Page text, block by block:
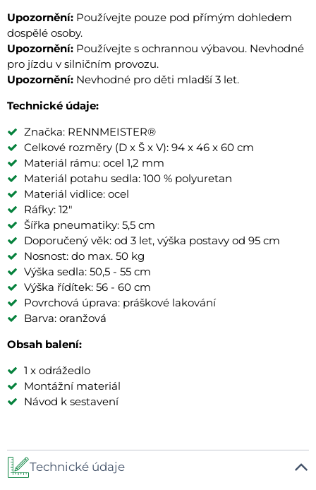
Upozornění: Používejte pouze pod přímým dohledem
dospělé osoby.
Upozornění: Používejte s ochrannou výbavou. Nevhodné
pro jízdu v silničním provozu.
Upozornění: Nevhodné pro děti mladší 3 let.
Technické údaje:
Značka: RENNMEISTER®
Celkové rozměry (D x Š x V): 94 x 46 x 60 cm
Materiál rámu: ocel 1,2 mm
Materiál potahu sedla: 100 % polyuretan
Materiál vidlice: ocel
Ráfky: 12"
Šířka pneumatiky: 5,5 cm
Doporučený věk: od 3 let, výška postavy od 95 cm
Nosnost: do max. 50 kg
Výška sedla: 50,5 - 55 cm
Výška řídítek: 56 - 60 cm
Povrchová úprava: práškové lakování
Barva: oranžová
Obsah balení:
1 x odrážedlo
Montážní materiál
Návod k sestavení
Technické údaje